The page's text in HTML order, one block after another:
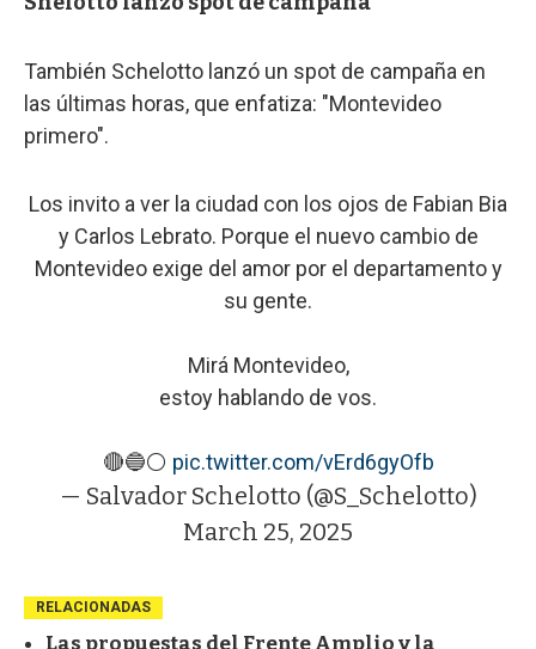
También Schelotto lanzó un spot de campaña en
las últimas horas, que enfatiza: "Montevideo
primero".
Los invito a ver la ciudad con los ojos de Fabian Bia
y Carlos Lebrato. Porque el nuevo cambio de
Montevideo exige del amor por el departamento y
su gente.
Mirá Montevideo,
estoy hablando de vos.
🔴🔵⚪️ pic.twitter.com/vErd6gyOfb
— Salvador Schelotto (@S_Schelotto)
March 25, 2025
RELACIONADAS